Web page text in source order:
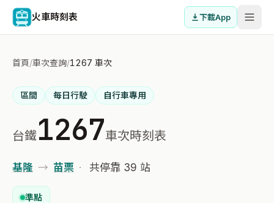
火車時刻表 下載App
首頁/車次查詢/1267 車次
區間 每日行駛 自行車專用
台鐵1267車次時刻表
基隆 → 苗栗 · 共停靠 39 站
準點